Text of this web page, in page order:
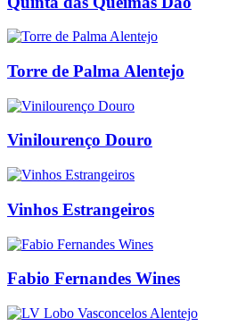
Torre de Palma Alentejo
Vinilourenço Douro
Vinhos Estrangeiros
Fabio Fernandes Wines